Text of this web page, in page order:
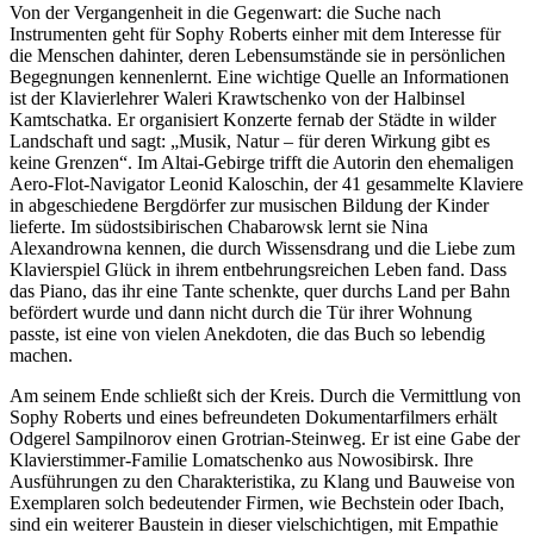
Von der Vergangenheit in die Gegenwart: die Suche nach
Instrumenten geht für Sophy Roberts einher mit dem Interesse für
die Menschen dahinter, deren Lebensumstände sie in persönlichen
Begegnungen kennenlernt. Eine wichtige Quelle an Informationen
ist der Klavierlehrer Waleri Krawtschenko von der Halbinsel
Kamtschatka. Er organisiert Konzerte fernab der Städte in wilder
Landschaft und sagt: „Musik, Natur – für deren Wirkung gibt es
keine Grenzen“. Im Altai-Gebirge trifft die Autorin den ehemaligen
Aero-Flot-Navigator Leonid Kaloschin, der 41 gesammelte Klaviere
in abgeschiedene Bergdörfer zur musischen Bildung der Kinder
lieferte. Im südostsibirischen Chabarowsk lernt sie Nina
Alexandrowna kennen, die durch Wissensdrang und die Liebe zum
Klavierspiel Glück in ihrem entbehrungsreichen Leben fand. Dass
das Piano, das ihr eine Tante schenkte, quer durchs Land per Bahn
befördert wurde und dann nicht durch die Tür ihrer Wohnung
passte, ist eine von vielen Anekdoten, die das Buch so lebendig
machen.
Am seinem Ende schließt sich der Kreis. Durch die Vermittlung von
Sophy Roberts und eines befreundeten Dokumentarfilmers erhält
Odgerel Sampilnorov einen Grotrian-Steinweg. Er ist eine Gabe der
Klavierstimmer-Familie Lomatschenko aus Nowosibirsk. Ihre
Ausführungen zu den Charakteristika, zu Klang und Bauweise von
Exemplaren solch bedeutender Firmen, wie Bechstein oder Ibach,
sind ein weiterer Baustein in dieser vielschichtigen, mit Empathie